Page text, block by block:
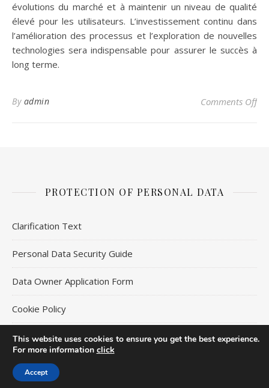
évolutions du marché et à maintenir un niveau de qualité
élevé pour les utilisateurs. L’investissement continu dans
l’amélioration des processus et l’exploration de nouvelles
technologies sera indispensable pour assurer le succès à
long terme.
By admin Comments Offon
PROTECTION OF PERSONAL DATA
Clarification Text
Personal Data Security Guide
Data Owner Application Form
Cookie Policy
This website uses cookies to ensure you get the best experience.
For more information click
Accept